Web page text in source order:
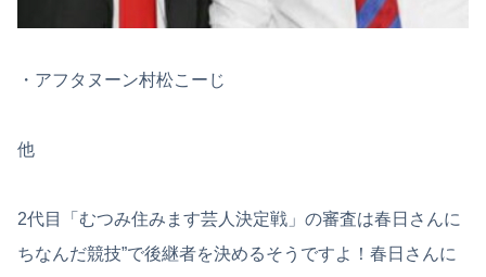
・アフタヌーン村松こーじ
他
2代目「むつみ住みます芸人決定戦」の審査は春日さんに
ちなんだ競技”で後継者を決めるそうですよ！春日さんに